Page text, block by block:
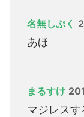
名無しぷく
あほ
まるすけ
マジレス